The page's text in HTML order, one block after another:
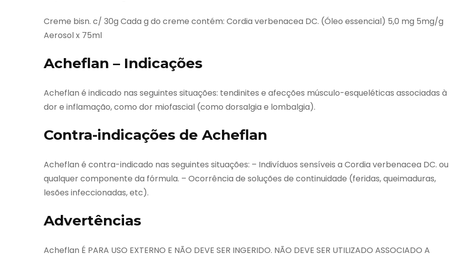
Creme bisn. c/ 30g Cada g do creme contém: Cordia verbenacea DC. (Óleo essencial) 5,0 mg 5mg/g
Aerosol x 75ml
Acheflan – Indicações
Acheflan é indicado nas seguintes situações: tendinites e afecções músculo-esqueléticas associadas à
dor e inflamação, como dor miofascial (como dorsalgia e lombalgia).
Contra-indicações de Acheflan
Acheflan é contra-indicado nas seguintes situações: – Indivíduos sensíveis a Cordia verbenacea DC. ou
qualquer componente da fórmula. – Ocorrência de soluções de continuidade (feridas, queimaduras,
lesões infeccionadas, etc).
Advertências
Acheflan É PARA USO EXTERNO E NÃO DEVE SER INGERIDO. NÃO DEVE SER UTILIZADO ASSOCIADO A